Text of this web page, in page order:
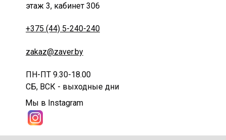
этаж 3, кабинет 306
+375 (44) 5-240-240
zakaz@zaver.by
ПН-ПТ 9.30-18.00
СБ, ВСК - выходные дни
Мы в Instagram